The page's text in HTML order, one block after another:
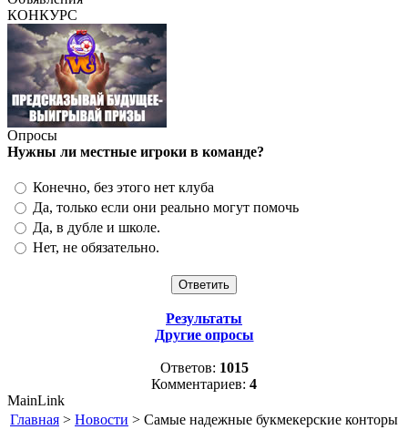
КОНКУРС
Опросы
Нужны ли местные игроки в команде?
Конечно, без этого нет клуба
Да, только если они реально могут помочь
Да, в дубле и школе.
Нет, не обязательно.
Результаты
Другие опросы
Ответов: 1015
Комментариев: 4
MainLink
Главная > Новости > Самые надежные букмекерские конторы